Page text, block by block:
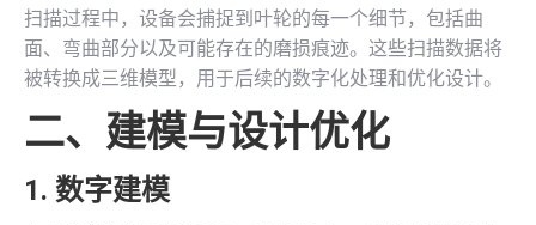
扫描过程中，设备会捕捉到叶轮的每一个细节，包括曲
面、弯曲部分以及可能存在的磨损痕迹。这些扫描数据将
被转换成三维模型，用于后续的数字化处理和优化设计。
二、建模与设计优化
1. 数字建模